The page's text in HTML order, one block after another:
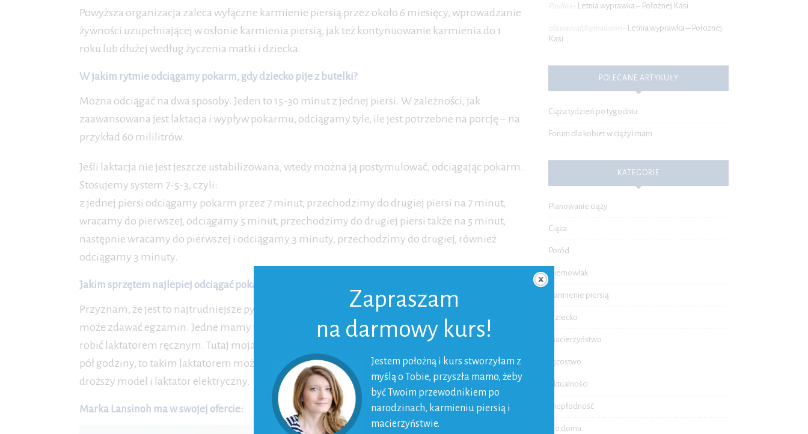
Powyższa organizacja zaleca wyłączne karmienie piersią przez około 6 miesięcy, wprowadzanie
żywności uzupełniającej w osłonie karmienia piersią, jak też kontynuowanie karmienia do 1
roku lub dłużej według życzenia matki i dziecka.
W jakim rytmie odciągamy pokarm, gdy dziecko pije z butelki?
Można odciągać na dwa sposoby. Jeden to 15-30 minut z jednej piersi. W zależności, jak
zaawansowana jest laktacja i wypływ pokarmu, odciągamy tyle, ile jest potrzebne na porcję – na
przykład 60 mililitrów.
Jeśli laktacja nie jest jeszcze ustabilizowana, wtedy można ją postymulować, odciągając pokarm.
Stosujemy system 7-5-3, czyli:
z jednej piersi odciągamy pokarm przez 7 minut, przechodzimy do drugiej piersi na 7 minut,
wracamy do pierwszej, odciągamy 5 minut, przechodzimy do drugiej piersi także na 5 minut,
następnie wracamy do pierwszej i odciągamy 3 minuty, przechodzimy do drugiej, również
odciągamy 3 minuty.
Jakim sprzętem najlepiej odciągać pokarm?
Przyznam, że jest to najtrudniejsze pytanie, ponieważ u każdej kobiety karmiącej inny sposób
może zdawać egzamin. Jedne mamy wolą odciągać pokarm ręcznie, inne natomiast lubią to
robić laktatorem ręcznym. Tutaj moja uwaga jest taka, że jeśli odciąganie nie trwa 5 minut, tylko
pół godziny, to takim laktatorem może być zwyczajnie trudno. Warto wtedy zdecydować się na
droższy model i laktator elektryczny.
Marka Lansinoh ma w swojej ofercie:
Paulina - Letnia wyprawka – Położnej Kasi
ola.wacuaf@gmail.com - Letnia wyprawka – Położnej
Kasi
POLECANE ARTYKUŁY
Ciąża tydzień po tygodniu
Forum dla kobiet w ciąży i mam
KATEGORIE
Planowanie ciąży
Ciąża
Poród
Niemowlak
Karmienie piersią
Dziecko
Macierzyństwo
Ojcostwo
Aktualności
Niepłodność
Do domu
Zapraszam
na darmowy kurs!
Jestem położną i kurs stworzyłam z
myślą o Tobie, przyszła mamo, żeby
być Twoim przewodnikiem po
narodzinach, karmieniu piersią i
macierzyństwie.